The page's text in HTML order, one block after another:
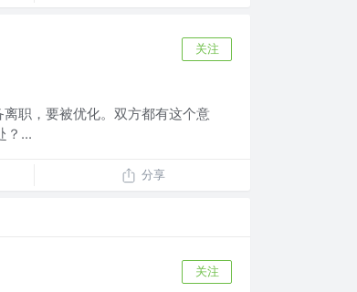
关注
职，要被优化。双方都有这个意
？...
分享
关注